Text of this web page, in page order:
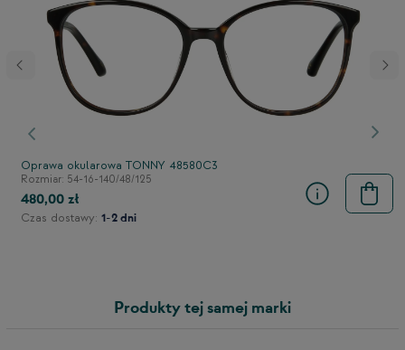
Poprzedni
Oprawa okularowa TONNY 48580C3
Rozmiar: 54-16-140/48/125
480,00 zł
Czas dostawy: 1-2 dni
Produkty tej samej marki